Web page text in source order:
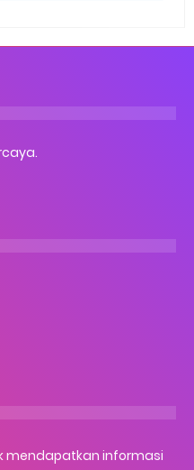
mendapatkan informasi